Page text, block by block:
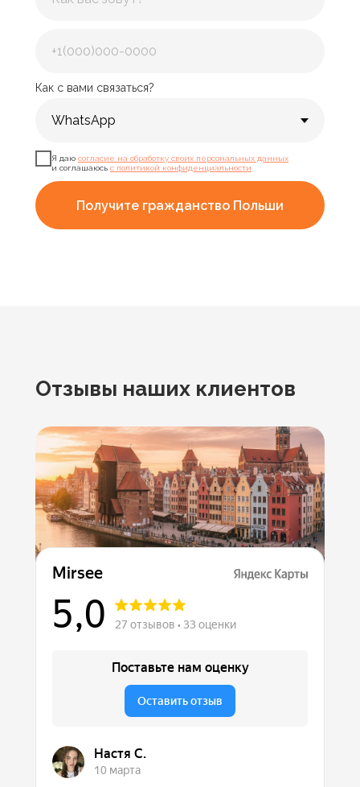
Как с вами связаться?
Я даю согласие на обработку своих персональных данных
и соглашаюсь с политикой конфиденциальности
Получите гражданство Польши
Отзывы наших клиентов